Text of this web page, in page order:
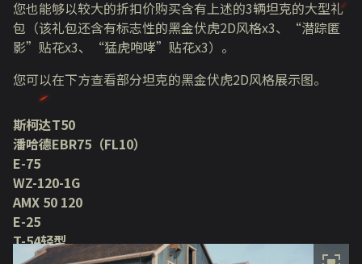
您也能够以较大的折扣价购买含有上述的3辆坦克的大型礼
包（该礼包还含有标志性的黑金伏虎2D风格x3、 “潜踪匿
影” 贴花x3、 “猛虎咆哮” 贴花x3）。
您可以在下方查看部分坦克的黑金伏虎2D风格展示图。
斯柯达T50
潘哈德EBR75（FL10）
E-75
WZ-120-1G
AMX 50 120
E-25
T-54轻型